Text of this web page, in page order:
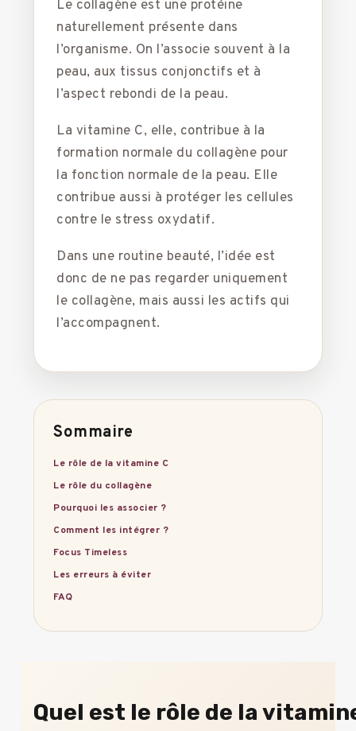
Le collagène est une protéine
naturellement présente dans
l’organisme. On l’associe souvent à la
peau, aux tissus conjonctifs et à
l’aspect rebondi de la peau.
La vitamine C, elle, contribue à la
formation normale du collagène pour
la fonction normale de la peau. Elle
contribue aussi à protéger les cellules
contre le stress oxydatif.
Dans une routine beauté, l’idée est
donc de ne pas regarder uniquement
le collagène, mais aussi les actifs qui
l’accompagnent.
Sommaire
Le rôle de la vitamine C
Le rôle du collagène
Pourquoi les associer ?
Comment les intégrer ?
Focus Timeless
Les erreurs à éviter
FAQ
Quel est le rôle de la